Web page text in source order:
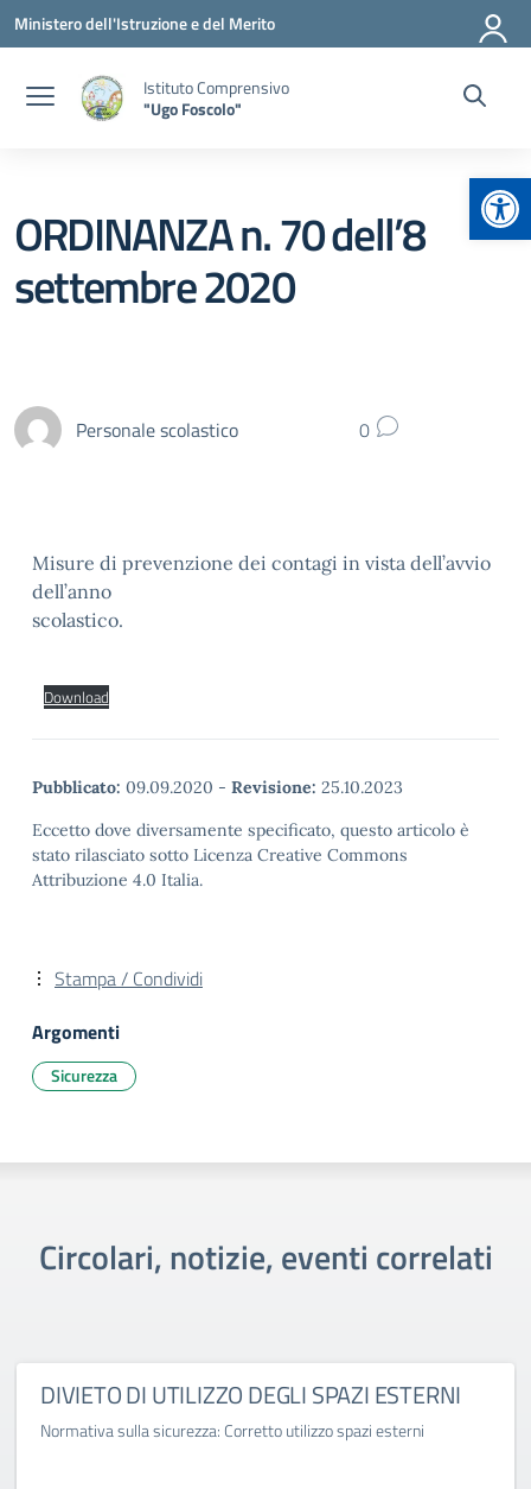
Vai ai contenuti
Vai al menu di navigazione
Vai al footer
Ministero dell'Istruzione e del Merito
Istituto Comprensivo
"Ugo Foscolo"
ORDINANZA n. 70 dell’8
settembre 2020
Personale scolastico 0
Misure di prevenzione dei contagi in vista dell’avvio
dell’anno
scolastico.
Download
Pubblicato: 09.09.2020 - Revisione: 25.10.2023
Eccetto dove diversamente specificato, questo articolo è
stato rilasciato sotto Licenza Creative Commons
Attribuzione 4.0 Italia.
Stampa / Condividi
Argomenti
Sicurezza
Circolari, notizie, eventi correlati
DIVIETO DI UTILIZZO DEGLI SPAZI ESTERNI
Normativa sulla sicurezza: Corretto utilizzo spazi esterni